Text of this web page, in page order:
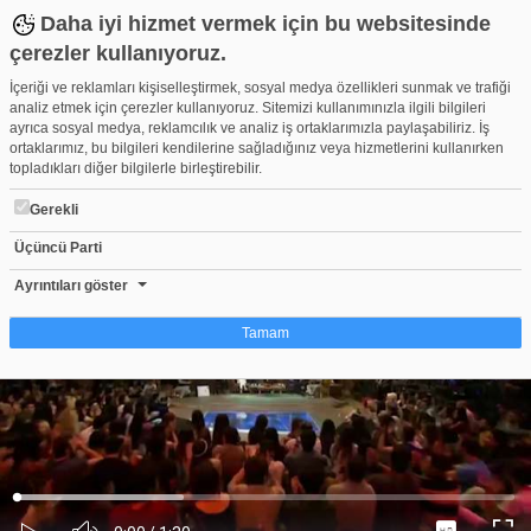
Daha iyi hizmet vermek için bu websitesinde
çerezler kullanıyoruz.
İçeriği ve reklamları kişiselleştirmek, sosyal medya özellikleri sunmak ve trafiği
analiz etmek için çerezler kullanıyoruz. Sitemizi kullanımınızla ilgili bilgileri
ayrıca sosyal medya, reklamcılık ve analiz iş ortaklarımızla paylaşabiliriz. İş
ortaklarımız, bu bilgileri kendilerine sağladığınız veya hizmetlerini kullanırken
topladıkları diğer bilgilerle birleştirebilir.
Gerekli
Üçüncü Parti
Ayrıntıları göster
Tamam
Çerez nedir?
Çerezler, web-sitelerinin, kullanıcıların deneyimlerini daha verimli hale getirmek
amacıyla kullandığı küçük metin dosyalarıdır. Yasalara göre, bu sitenin
işletilmesi için kesinlikle gerekli olan çerezleri cihazınıza yerleştirebiliyoruz.
Diğer çerez türleri için sizden izin almamız gerekiyor. Bu site farklı çerez türleri
kullanmaktadır. Bazı çerezler, sayfalarımızda yer alan üçüncü şahıs hizmetleri
tarafından yerleştirilir. İzniniz şu alanlar için geçerlidir: web.tv
Ses
Yüklendi:
0%
Yükleniyor:
0%
Beyaz'ın Ata Demirer&'li Rüyası - Beyaz Show 16 Mayıs 2015